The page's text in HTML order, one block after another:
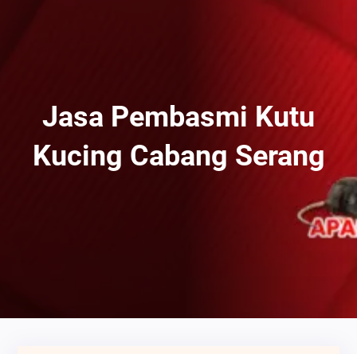
Jasa Pembasmi Kutu
Kucing Cabang Serang